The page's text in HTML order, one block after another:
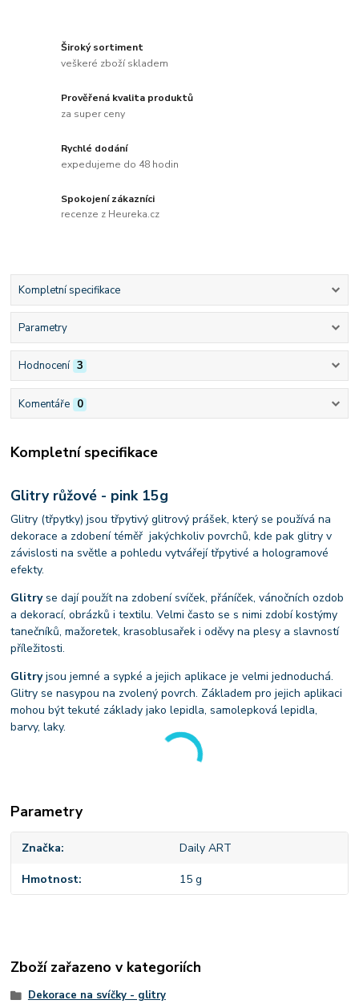
Široký sortiment
veškeré zboží skladem
Prověřená kvalita produktů
za super ceny
Rychlé dodání
expedujeme do 48 hodin
Spokojení zákazníci
recenze z Heureka.cz
Kompletní specifikace
Parametry
Hodnocení 3
Komentáře 0
Kompletní specifikace
Glitry růžové - pink 15g
Glitry (třpytky) jsou třpytivý glitrový prášek, který se používá na
dekorace a zdobení téměř jakýchkoliv povrchů, kde pak glitry v
závislosti na světle a pohledu vytvářejí třpytivé a hologramové
efekty.
Glitryse dají použít na zdobení svíček, přáníček, vánočních ozdob
a dekorací, obrázků i textilu. Velmi často se s nimi zdobí kostýmy
tanečníků, mažoretek, krasoblusařek i oděvy na plesy a slavností
příležitosti.
Glitryjsou jemné a sypké a jejich aplikace je velmi jednoduchá.
Glitry se nasypou na zvolený povrch. Základem pro jejich aplikaci
mohou být tekuté základy jako lepidla, samolepková lepidla,
barvy, laky.
Parametry
Značka Daily ART
Hmotnost 15 g
Zboží zařazeno v kategoriích
Dekorace na svíčky - glitry